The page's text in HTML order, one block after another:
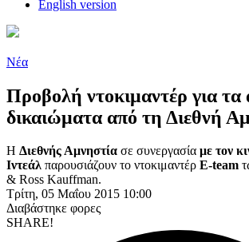
English version
Νέα
Προβολή ντοκιμαντέρ για τα
δικαιώματα από τη Διεθνή
Η Διεθνής Αμνηστία σε συνεργασία με τον
Ιντεάλ παρουσιάζουν το ντοκιμαντέρ E-team
& Ross Kauffman.
Τρίτη, 05 Μαΐου 2015 10:00
Διαβάστηκε φορες
SHARE!